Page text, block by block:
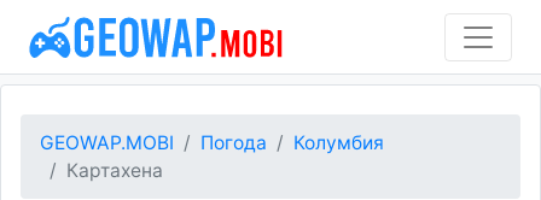
GEOWAP.MOBI Погода
Колумбия
Картахена